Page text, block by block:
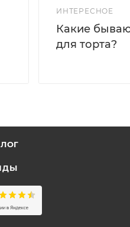
ИНТЕРЕСНОЕ
Какие
для торта?